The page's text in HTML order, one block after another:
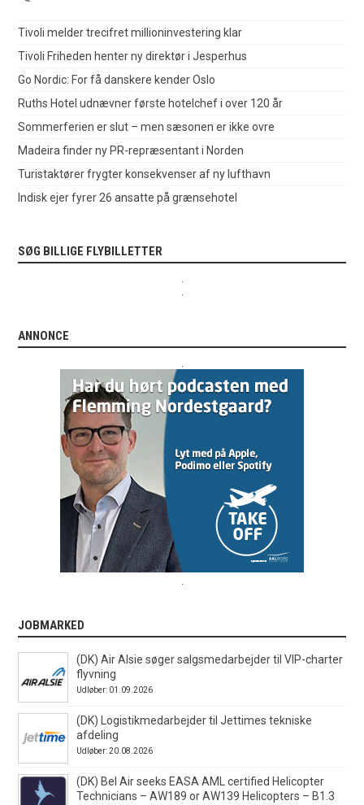
Tivoli melder trecifret millioninvestering klar
Tivoli Friheden henter ny direktør i Jesperhus
Go Nordic: For få danskere kender Oslo
Ruths Hotel udnævner første hotelchef i over 120 år
Sommerferien er slut – men sæsonen er ikke ovre
Madeira finder ny PR-repræsentant i Norden
Turistaktører frygter konsekvenser af ny lufthavn
Indisk ejer fyrer 26 ansatte på grænsehotel
SØG BILLIGE FLYBILLETTER
ANNONCE
JOBMARKED
(DK) Air Alsie søger salgsmedarbejder til VIP-charter
flyvning
Udløber: 01.09.2026
(DK) Logistikmedarbejder til Jettimes tekniske
afdeling
Udløber: 20.08.2026
(DK) Bel Air seeks EASA AML certified Helicopter
Technicians – AW189 or AW139 Helicopters – B1.3